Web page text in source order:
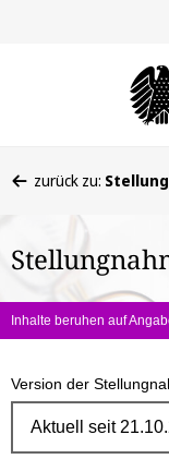
befinden
hier:
zurück zu:
Inhalte beruhen auf
Version der